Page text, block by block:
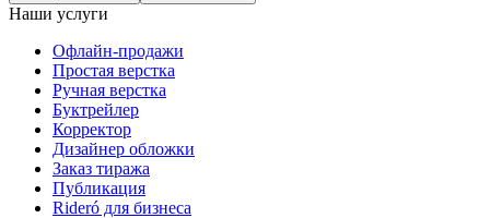
Наши услуги
Офлайн-продажи
Простая верстка
Ручная верстка
Буктрейлер
Корректор
Дизайнер обложки
Заказ тиража
Публикация
Rideró для бизнеса